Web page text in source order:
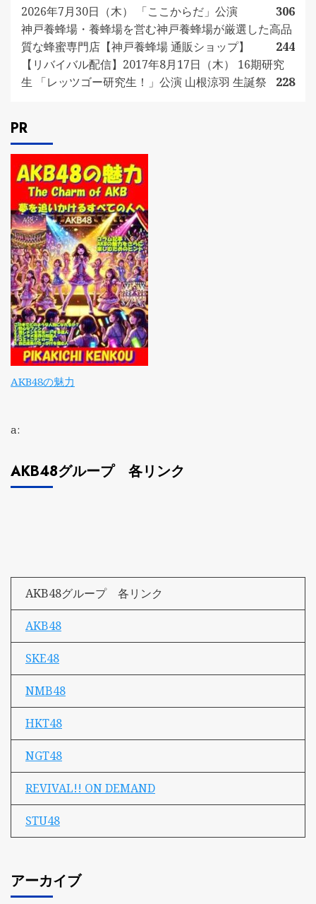
2026年7月30日（木） 「ここからだ」公演
306
神戸養蜂場・養蜂場を営む神戸養蜂場が厳選した高品
質な蜂蜜専門店【神戸養蜂場 通販ショップ】
244
【リバイバル配信】2017年8月17日（木） 16期研究
生 「レッツゴー研究生！」公演 山根涼羽 生誕祭
228
PR
AKB48の魅力
a:
AKB48グループ 各リンク
AKB48グループ 各リンク
AKB48
SKE48
NMB48
HKT48
NGT48
REVIVAL!! ON DEMAND
STU48
アーカイブ